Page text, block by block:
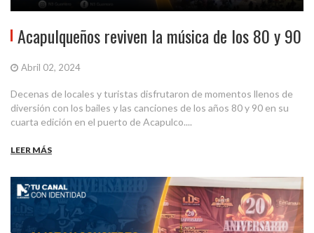
Acapulqueños reviven la música de los 80 y 90
Abril 02, 2024
Decenas de locales y turistas disfrutaron de momentos llenos de
diversión con los bailes y las canciones de los años 80 y 90 en su
cuarta edición en el puerto de Acapulco....
LEER MÁS